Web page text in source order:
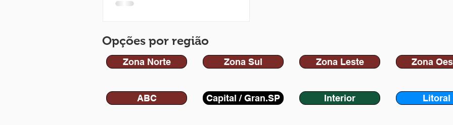
Opções por região
Zona Norte
ABC
Zona Sul
Capital / Gran.SP
Zona Leste
Interior
Zona
Litoral